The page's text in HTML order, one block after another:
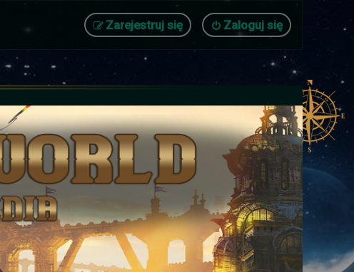
Zaloguj się
Zarejestruj się